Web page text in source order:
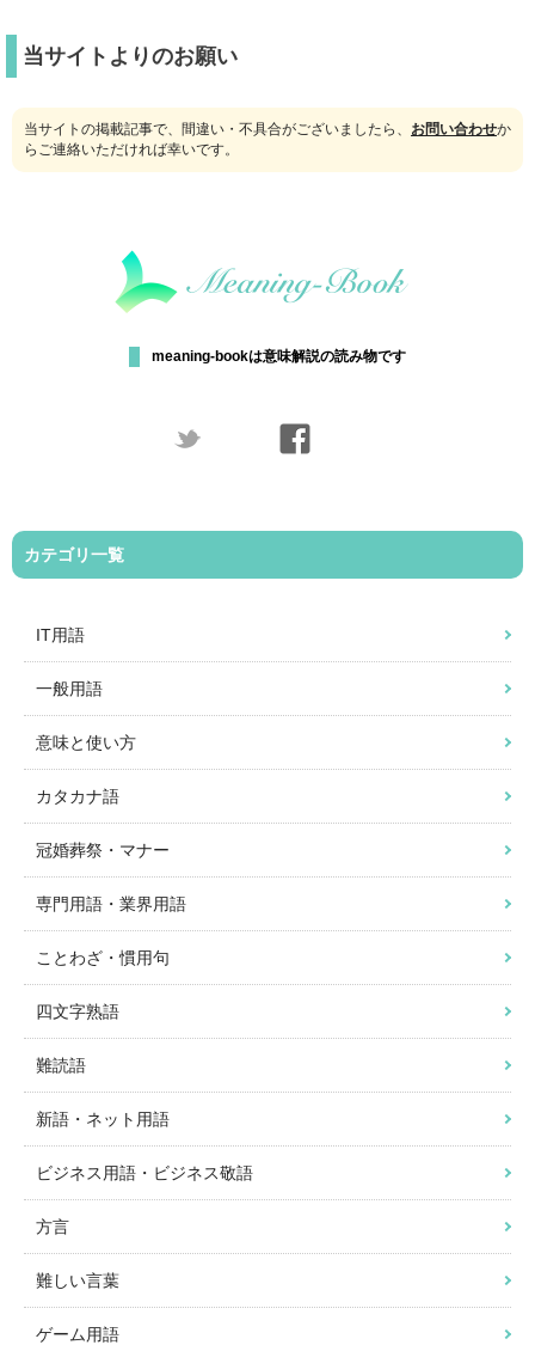
当サイトよりのお願い
当サイトの掲載記事で、間違い・不具合がございましたら、 お問い合わせか
らご連絡いただければ幸いです。
meaning-bookは意味解説の読み物です
カテゴリ一覧
IT用語
一般用語
意味と使い方
カタカナ語
冠婚葬祭・マナー
専門用語・業界用語
ことわざ・慣用句
四文字熟語
難読語
新語・ネット用語
ビジネス用語・ビジネス敬語
方言
難しい言葉
ゲーム用語